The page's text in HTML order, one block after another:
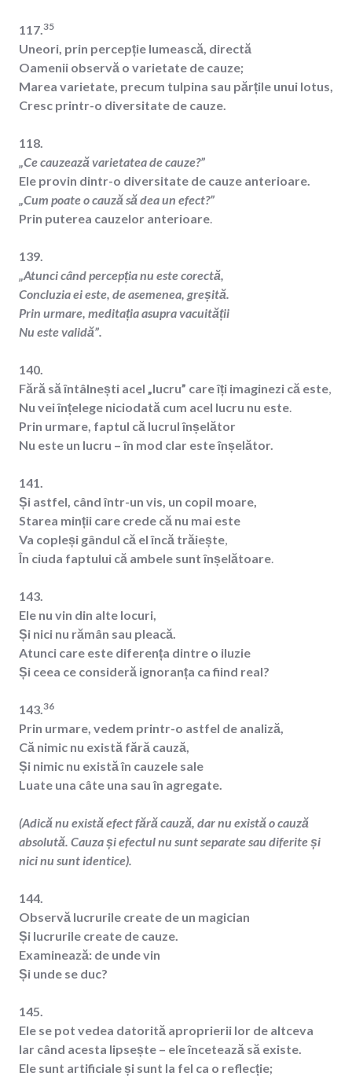
117.35
Uneori, prin percepție lumească, directă
Oamenii observă o varietate de cauze;
Marea varietate, precum tulpina sau părțile unui lotus,
Cresc printr-o diversitate de cauze.
118.
„Ce cauzează varietatea de cauze?”
Ele provin dintr-o diversitate de cauze anterioare.
„Cum poate o cauză să dea un efect?”
Prin puterea cauzelor anterioare.
139.
„Atunci când percepția nu este corectă,
Concluzia ei este, de asemenea, greșită.
Prin urmare, meditația asupra vacuității
Nu este validă”.
140.
Fără să întâlnești acel „lucru” care îți imaginezi că este,
Nu vei înțelege niciodată cum acel lucru nu este.
Prin urmare, faptul că lucrul înșelător
Nu este un lucru – în mod clar este înșelător.
141.
Și astfel, când într-un vis, un copil moare,
Starea minții care crede că nu mai este
Va copleși gândul că el încă trăiește,
În ciuda faptului că ambele sunt înșelătoare.
143.
Ele nu vin din alte locuri,
Și nici nu rămân sau pleacă.
Atunci care este diferența dintre o iluzie
Și ceea ce consideră ignoranța ca fiind real?
143.36
Prin urmare, vedem printr-o astfel de analiză,
Că nimic nu există fără cauză,
Și nimic nu există în cauzele sale
Luate una câte una sau în agregate.
(Adică nu există efect fără cauză, dar nu există o cauză
absolută. Cauza și efectul nu sunt separate sau diferite și
nici nu sunt identice).
144.
Observă lucrurile create de un magician
Și lucrurile create de cauze.
Examinează: de unde vin
Și unde se duc?
145.
Ele se pot vedea datorită aproprierii lor de altceva
Iar când acesta lipsește – ele încetează să existe.
Ele sunt artificiale și sunt la fel ca o reflecție;